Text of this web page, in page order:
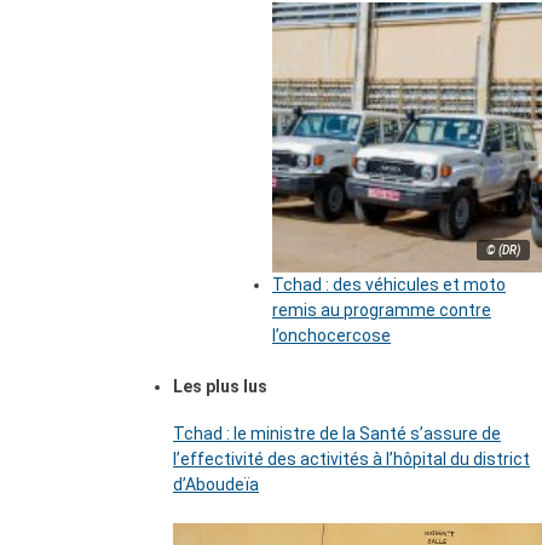
© (DR)
Tchad : des véhicules et moto
remis au programme contre
l’onchocercose
Les plus lus
Tchad : le ministre de la Santé s’assure de
l’effectivité des activités à l’hôpital du district
d’Aboudeïa